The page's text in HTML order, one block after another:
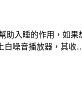
助入睡的作用，如
白噪音播放器，其收